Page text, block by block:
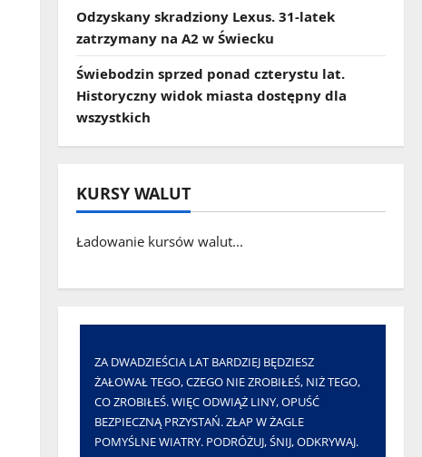
Odzyskany skradziony Lexus. 31‑latek
zatrzymany na A2 w Świecku
Świebodzin sprzed ponad czterystu lat.
Historyczny widok miasta dostępny dla
wszystkich
KURSY WALUT
Ładowanie kursów walut...
ZA DWADZIEŚCIA LAT BARDZIEJ BĘDZIESZ
ŻAŁOWAŁ TEGO, CZEGO NIE ZROBIŁEŚ, NIŻ TEGO,
CO ZROBIŁEŚ. WIĘC ODWIĄŻ LINY, OPUŚĆ
BEZPIECZNĄ PRZYSTAŃ. ZŁAP W ŻAGLE
POMYŚLNE WIATRY. PODRÓŻUJ, ŚNIJ, ODKRYWAJ.